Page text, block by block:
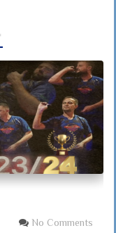
No Comments